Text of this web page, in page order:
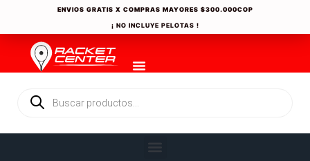
ENVIOS GRATIS X COMPRAS MAYORES $300.000COP
¡ NO INCLUYE PELOTAS !